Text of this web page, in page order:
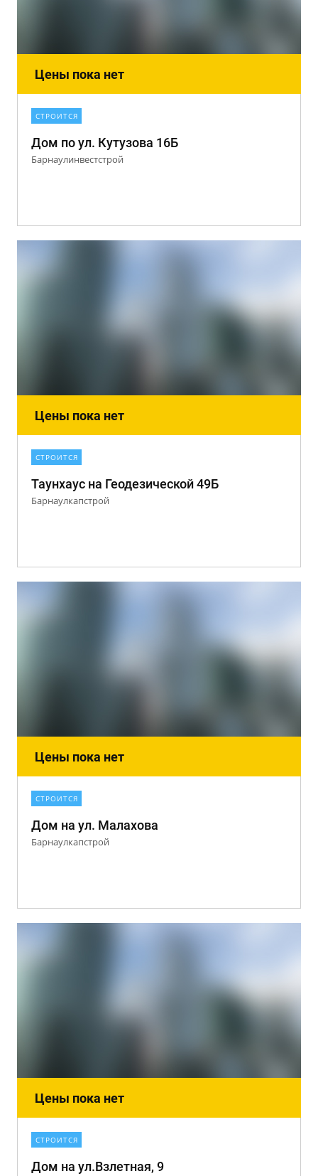
Цены пока нет
СТРОИТСЯ
Дом по ул. Кутузова 16Б
Барнаулинвестстрой
Цены пока нет
СТРОИТСЯ
Таунхаус на Геодезической 49Б
Барнаулкапстрой
Цены пока нет
СТРОИТСЯ
Дом на ул. Малахова
Барнаулкапстрой
Цены пока нет
СТРОИТСЯ
Дом на ул.Взлетная, 9